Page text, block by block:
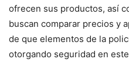
ofrecen sus productos, así
buscan comparar precios y
de que elementos de la
otorgando seguridad en